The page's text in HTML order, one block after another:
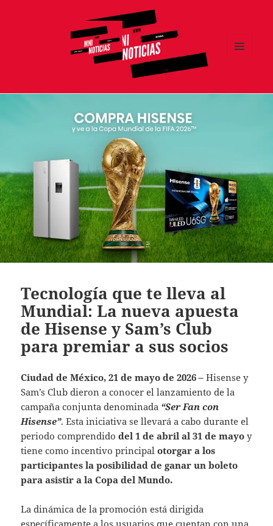
Tecnología que te lleva al
Mundial: La nueva apuesta
de Hisense y Sam’s Club
para premiar a sus socios
Ciudad de México, 21 de mayo de 2026 –Hisense y
Sam’s Club dieron a conocer el lanzamiento de la
campaña conjunta denominada “Ser Fan con
Hisense”. Esta iniciativa se llevará a cabo durante el
periodo comprendidodel 1 de abril al 31 de mayoy
tiene como incentivo principal otorgar a los
participantes la posibilidad de ganar un boleto
para asistir a la Copa del Mundo.
La dinámica de la promoción está dirigida
específicamente a los usuarios que cuentan con una